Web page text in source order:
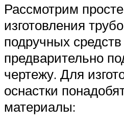
Рассмотрим
изготовления
подручных
предварительно
чертежу. Для
оснастки
материалы: